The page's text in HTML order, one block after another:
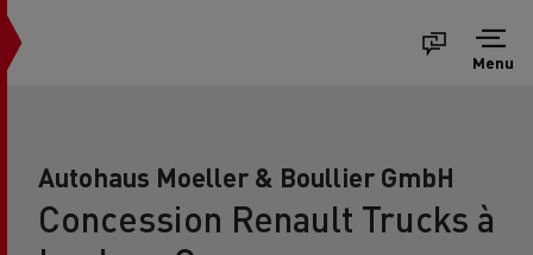
Menu
Autohaus Moeller & Boullier GmbH
Concession Renault Trucks à